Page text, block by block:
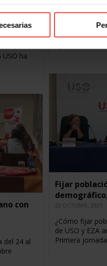
29 DICIEMBRE, 2025
En 2025, USO
presenciales
del
edición
ha
Fijar
22 OCTUBRE, 2025
¿Cómo fijar
de USO y EZA
Primera
con
del 24 al